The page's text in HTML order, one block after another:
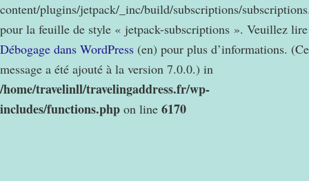
content/plugins/jetpack/_inc/build/subscriptions/
pour la feuille de style « jetpack-subscriptions ». Veuillez lire
Débogage dans WordPress (en) pour plus d’informations. (Ce
message a été ajouté à la version 7.0.0.) in
/home/travelinll/travelingaddress.fr/wp-
includes/functions.php on line 6170